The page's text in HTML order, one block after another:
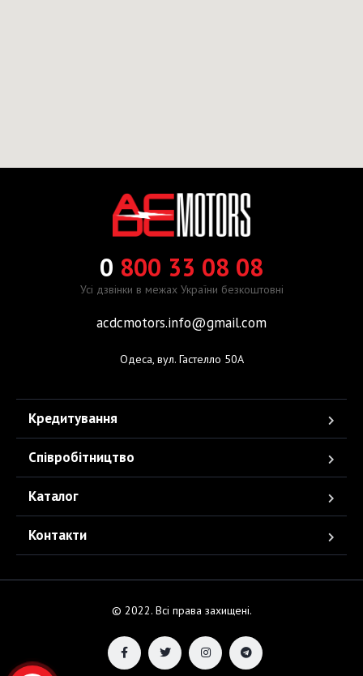
0 800 33 08 08
Усі дзвінки в межах України безкоштовні
acdcmotors.info@gmail.com
Одеса, вул. Гастелло 50А
Кредитування
Співробітництво
Каталог
Контакти
© 2022. Всі права захищені.